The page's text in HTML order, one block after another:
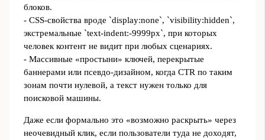
блоков.
- CSS-свойства вроде `display:none`, `visibility:hidden`,
экстремальные `text-indent:-9999px`, при которых
человек контент не видит при любых сценариях.
- Массивные «простыни» ключей, перекрытые
баннерами или псевдо-дизайном, когда CTR по таким
зонам почти нулевой, а текст нужен только для
поисковой машины.
Даже если формально это «возможно раскрыть» через
неочевидный клик, если пользователи туда не доходят,